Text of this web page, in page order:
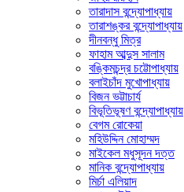
তারাদাস বন্দ্যোপাধ্যায়
তারাশঙ্কর বন্দ্যোপাধ্যায়
দীনবন্ধু মিত্র
ফাহাম আব্দুস সালাম
বঙ্কিমচন্দ্র চট্টোপাধ্যায়
বলাইচাঁদ মুখোপাধ্যায়
বিজন ভট্টাচার্য
বিভূতিভূষণ বন্দ্যোপাধ্যায়
বেগম রোকেয়া
মহিউদ্দিন মোহাম্মদ
মাইকেল মধুসূদন দত্ত
মানিক বন্দ্যোপাধ্যায়
মির্চা এলিয়াদ